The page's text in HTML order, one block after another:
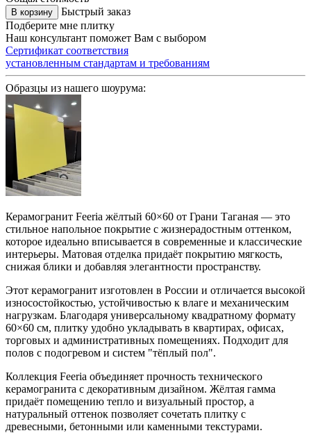
В корзину
Быстрый заказ
Подберите мне плитку
Наш консультант поможет Вам с выбором
Сертификат соответствия
установленным стандартам и требованиям
Образцы из нашего шоурума:
Керамогранит Feeria жёлтый 60×60 от Грани Таганая — это
стильное напольное покрытие с жизнерадостным оттенком,
которое идеально вписывается в современные и классические
интерьеры. Матовая отделка придаёт покрытию мягкость,
снижая блики и добавляя элегантности пространству.
Этот керамогранит изготовлен в России и отличается высокой
износостойкостью, устойчивостью к влаге и механическим
нагрузкам. Благодаря универсальному квадратному формату
60×60 см, плитку удобно укладывать в квартирах, офисах,
торговых и административных помещениях. Подходит для
полов с подогревом и систем "тёплый пол".
Коллекция Feeria объединяет прочность технического
керамогранита с декоративным дизайном. Жёлтая гамма
придаёт помещению тепло и визуальный простор, а
натуральный оттенок позволяет сочетать плитку с
древесными, бетонными или каменными текстурами.